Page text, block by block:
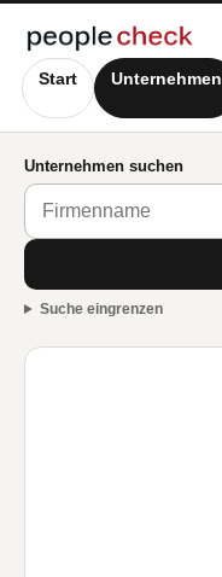
Start Unternehmen
Unternehmen suchen
Suche eingrenzen